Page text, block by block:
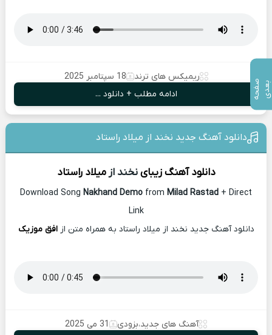
ریمیکس های ترند
18 سپتامبر 2025
ادامه مطلب + دانلود ...
دانلود آهنگ جدید نخند از میلاد راستاد
دانلود آهنگ زیبای نخند ازمیلاد راستاد
Download Song Nakhand Demo from Milad Rastad + Direct
Link
دانلود آهنگ جدید نخند از میلاد راستاد به همراه متن ازافق موزیک
آهنگ های جدید،بزودی
31 می 2025
ص
ف
ح
ه ب ع
د ی